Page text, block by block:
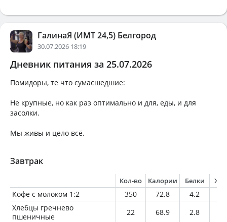
ГалинаЯ (ИМТ 24,5) Белгород
30.07.2026 18:19
Дневник питания за 25.07.2026
Помидоры, те что сумасшедшие:
Не крупные, но как раз оптимально и для, еды, и для
засолки.
Мы живы и цело всё.
Завтрак
Кол-во Калории Белки
Кофе с молоком 1:2 350 72.8 4.2
Хлебцы гречнево
пшеничные
22 68.9 2.8